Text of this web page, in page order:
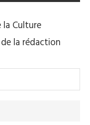
la Culture
la rédaction